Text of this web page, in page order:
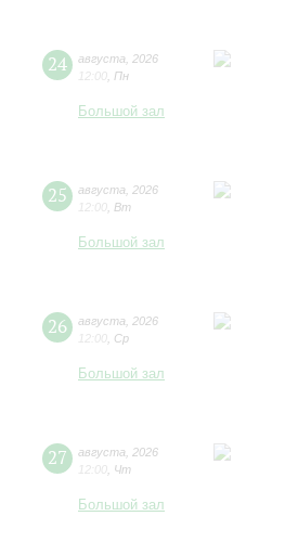
24 августа
2026
12:00 Пн
Большой зал
25 августа
2026
12:00 Вт
Большой зал
26 августа
2026
12:00 Ср
Большой зал
27 августа
2026
12:00 Чт
Большой зал